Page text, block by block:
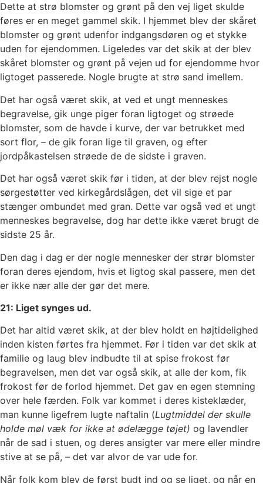
Dette at strø blomster og grønt på den vej liget skulde
føres er en meget gammel skik. I hjemmet blev der skåret
blomster og grønt udenfor indgangsdøren og et stykke
uden for ejendommen. Ligeledes var det skik at der blev
skåret blomster og grønt på vejen ud for ejendomme hvor
ligtoget passerede. Nogle brugte at strø sand imellem.
Det har også været skik, at ved et ungt menneskes
begravelse, gik unge piger foran ligtoget og strøede
blomster, som de havde i kurve, der var betrukket med
sort flor, – de gik foran lige til graven, og efter
jordpåkastelsen strøede de de sidste i graven.
Det har også været skik før i tiden, at der blev rejst nogle
sørgestøtter ved kirkegårdslågen, det vil sige et par
stænger ombundet med gran. Dette var også ved et ungt
menneskes begravelse, dog har dette ikke været brugt de
sidste 25 år.
Den dag i dag er der nogle mennesker der strør blomster
foran deres ejendom, hvis et ligtog skal passere, men det
er ikke nær alle der gør det mere.
21: Liget synges ud.
Det har altid været skik, at der blev holdt en højtidelighed
inden kisten førtes fra hjemmet. Før i tiden var det skik at
familie og laug blev indbudte til at spise frokost før
begravelsen, men det var også skik, at alle der kom, fik
frokost før de forlod hjemmet. Det gav en egen stemning
over hele færden. Folk var kommet i deres kisteklæder,
man kunne ligefrem lugte naftalin (Lugtmiddel der skulle
holde møl væk for ikke at ødelægge tøjet) og lavendler
når de sad i stuen, og deres ansigter var mere eller mindre
stive at se på, – det var alvor de var ude for.
Når folk kom blev de først budt ind og se liget, og når en